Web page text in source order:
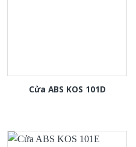
Cửa ABS KOS 101D